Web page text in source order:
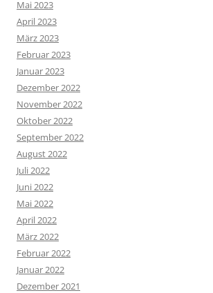
Mai 2023
April 2023
März 2023
Februar 2023
Januar 2023
Dezember 2022
November 2022
Oktober 2022
September 2022
August 2022
Juli 2022
Juni 2022
Mai 2022
April 2022
März 2022
Februar 2022
Januar 2022
Dezember 2021